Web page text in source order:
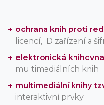
ochrana knih proti
licencí, ID zařízení a
elektronická knihovna
multimediálních knih
multimediální knihy
interaktivní prvky